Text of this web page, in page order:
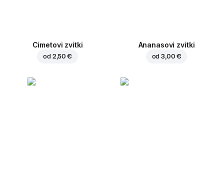
Cimetovi zvitki
od 2,50 €
Ananasovi zvitki
od3,00 €